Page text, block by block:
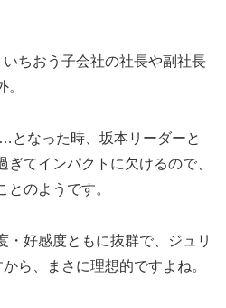
ちおう子会社の社長や副社長
となった時、坂本リーダーと
てインパクトに欠けるので、
のようです。
・好感度ともに抜群で、ジュリ
ら、まさに理想的ですよね。